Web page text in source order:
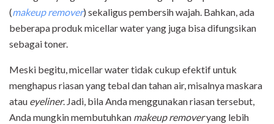
(makeup remover) sekaligus pembersih wajah. Bahkan, ada
beberapa produk micellar water yang juga bisa difungsikan
sebagai toner.
Meski begitu, micellar water tidak cukup efektif untuk
menghapus riasan yang tebal dan tahan air, misalnya maskara
atau eyeliner. Jadi, bila Anda menggunakan riasan tersebut,
Anda mungkin membutuhkan makeup removeryang lebih